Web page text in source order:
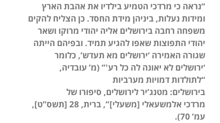
“נראה כי מרדכי הטמיע בילדיו את אהבת הארץ
ומידות נעלות, ביניהן מידת החסד. כן הצליח להקים
משפחה רחבה בירושלים אליה יהודי מרוקו ושאר
יהודי התפוצות שאפו להגיע תמיד. ובפיהם הייתה
שגורה האמירה ‘ירושלים מא תעדש’, כלומר
‘ירושלים לא יאונה לה כל רע'” (מ’ עובדיה,
“לתולדות דמויות מערביות
בירושלים: מטנג’יר לירושלים, סיפורו של
מרדכי אלמשעאלי [משעלי]”, ברית, 28 [תשס”ט],
עמ’ 70).